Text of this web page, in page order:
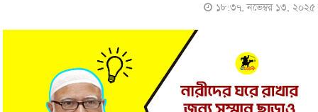
১৮:৩৭, নভেম্বর ১৩, ২০২৫